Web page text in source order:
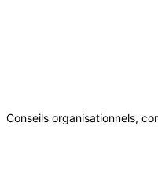
Conseils organisationnels,